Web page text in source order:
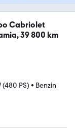
Cabriolet
39 800 km
(480 PS) • Benzin